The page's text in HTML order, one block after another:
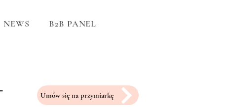
NEWS B2B PANEL
Umów się na przymiarkę